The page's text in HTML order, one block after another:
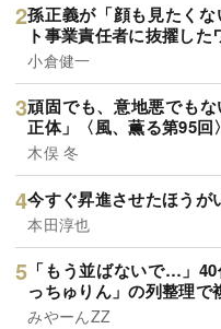
孫正義が「顔も見たく
ト事業責任者に抜擢した
小倉健一
頑固でも、意地悪でも
正体」〈風、薫る第95回〉
木俣 冬
今すぐ昇進させたほうが
本田淳也
「もう並ばないで…」
っちゅりん」の列整理
みやーんZZ